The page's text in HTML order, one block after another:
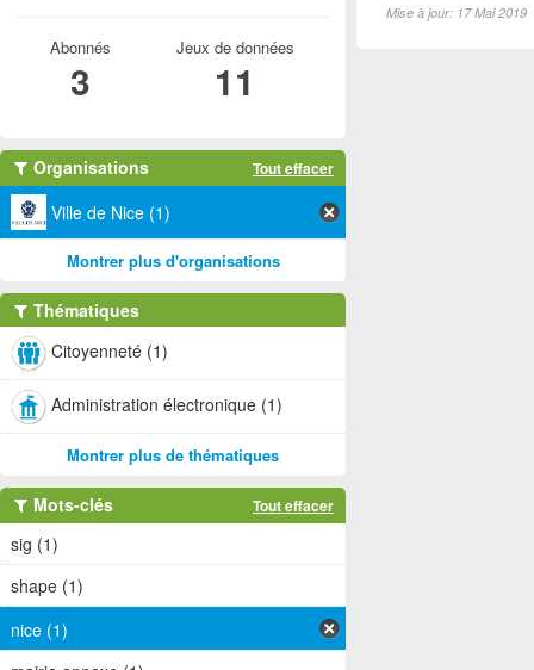
Mise à jour: 17 Mai 2019
Abonnés
3
Jeux de données
11
Organisations Tout effacer
Ville de Nice (1)
Montrer plus d'organisations
Thématiques
Citoyenneté (1)
Administration électronique (1)
Montrer plus de thématiques
Mots-clés Tout effacer
sig (1)
shape (1)
nice (1)